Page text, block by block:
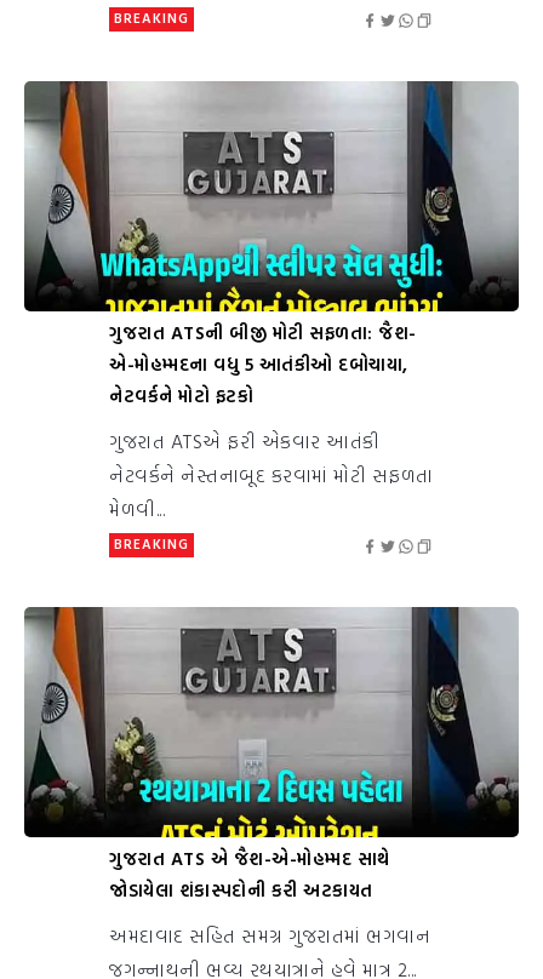
BREAKING
ગુજરાત ATSની બીજી મોટી સફળતા: જૈશ-
એ-મોહમ્મદના વધુ 5 આતંકીઓ દબોચાયા,
નેટવર્કને મોટો ફટકો
ગુજરાત ATSએ ફરી એકવાર આતંકી
નેટવર્કને નેસ્તનાબૂદ કરવામાં મોટી સફળતા
મેળવી...
BREAKING
ગુજરાત ATS એ જૈશ-એ-મોહમ્મદ સાથે
જોડાયેલા શંકાસ્પદોની કરી અટકાયત
અમદાવાદ સહિત સમગ્ર ગુજરાતમાં ભગવાન
જગન્નાથની ભવ્ય રથયાત્રાને હવે માત્ર 2...